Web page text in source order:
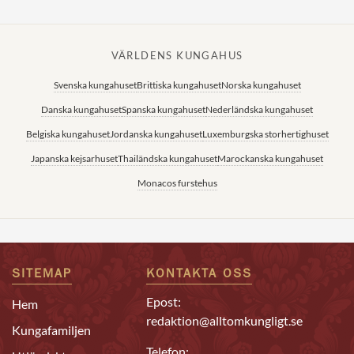
VÄRLDENS KUNGAHUS
Svenska kungahusetBrittiska kungahusetNorska kungahuset
Danska kungahusetSpanska kungahusetNederländska kungahuset
Belgiska kungahusetJordanska kungahusetLuxemburgska storhertighuset
Japanska kejsarhusetThailändska kungahusetMarockanska kungahuset
Monacos furstehus
SITEMAP
Hem
Kungafamiljen
KONTAKTA OSS
Epost:
redaktion@alltomkungligt.se